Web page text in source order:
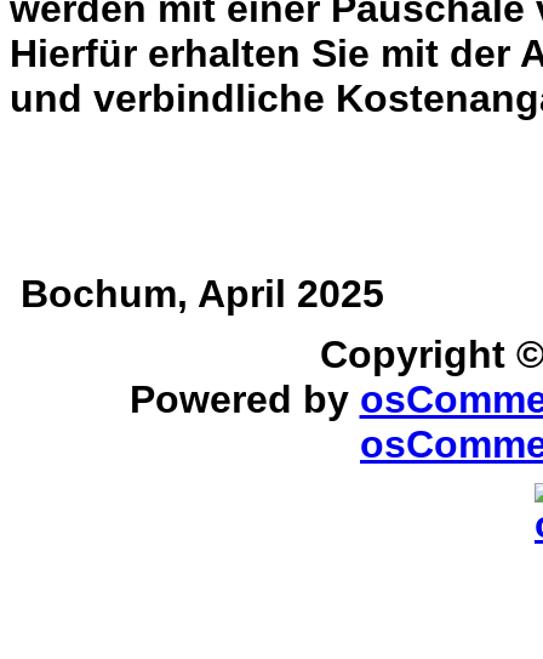
Hierfür erhalten Sie mit der
und verbindliche
Bochum, April 2025
Copyright
Powered by